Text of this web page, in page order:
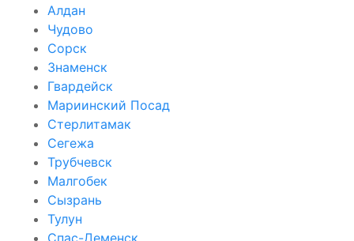
Алдан
Чудово
Сорск
Знаменск
Гвардейск
Мариинский Посад
Стерлитамак
Сегежа
Трубчевск
Малгобек
Сызрань
Тулун
Спас-Деменск